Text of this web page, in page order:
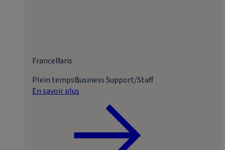
FranceParis
Plein tempsBusiness Support/Staff
En savoir plus